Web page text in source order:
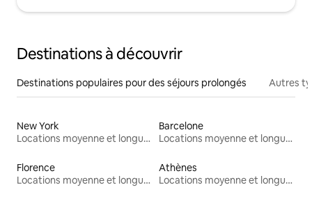
Destinations à découvrir
Destinations populaires pour des séjours prolongés Autres
New York
Locations moyenne et longue durée
Barcelone
Locations moyenne et longue durée
Florence
Locations moyenne et longue durée
Athènes
Locations moyenne et longue durée